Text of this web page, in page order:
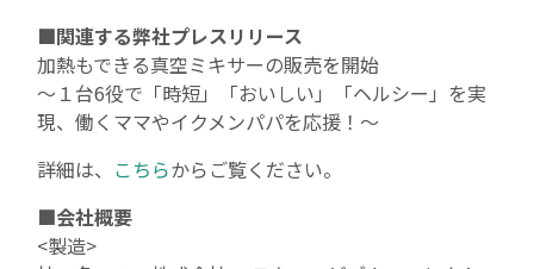
■関連する弊社プレスリリース
加熱もできる真空ミキサーの販売を開始
～１台6役で「時短」「おいしい」「ヘルシー」を実
現、働くママやイクメンパパを応援！～
詳細は、 こちらからご覧ください。
■会社概要
<製造>